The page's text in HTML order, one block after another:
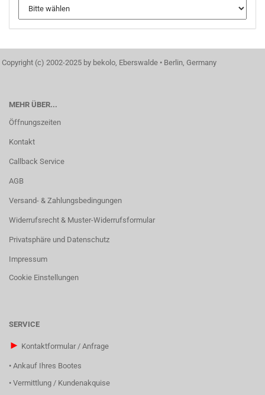
Copyright (c) 2002-2025 by bekolo, Eberswalde • Berlin, Germany
MEHR ÜBER...
Öffnungszeiten
Kontakt
Callback Service
AGB
Versand- & Zahlungsbedingungen
Widerrufsrecht & Muster-Widerrufsformular
Privatsphäre und Datenschutz
Impressum
Cookie Einstellungen
SERVICE
► Kontaktformular / Anfrage
• Ankauf Ihres Bootes
• Vermittlung / Kundenakquise